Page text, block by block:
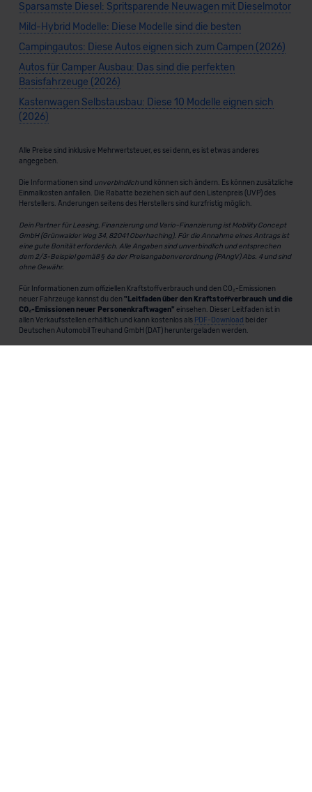
Sparsamste Diesel: Spritsparende Neuwagen mit Dieselmotor
Mild-Hybrid Modelle: Diese Modelle sind die besten
Campingautos: Diese Autos eignen sich zum Campen (2026)
Autos für Camper Ausbau: Das sind die perfekten
Basisfahrzeuge (2026)
Kastenwagen Selbstausbau: Diese 10 Modelle eignen sich
(2026)
Alle Preise sind inklusive Mehrwertsteuer, es sei denn, es ist etwas anderes
angegeben.
Die Informationen sind unverbindlichund können sich ändern. Es können zusätzliche
Einmalkosten anfallen. Die Rabatte beziehen sich auf den Listenpreis (UVP) des
Herstellers. Änderungen seitens des Herstellers sind kurzfristig möglich.
Dein Partner für Leasing, Finanzierung und Vario-Finanzierung ist Mobility Concept
GmbH (Grünwalder Weg 34, 82041 Oberhaching). Für die Annahme eines Antrags ist
eine gute Bonität erforderlich. Alle Angaben sind unverbindlich und entsprechen
dem 2/3-Beispiel gemäß § 6a der Preisangabenverordnung (PAngV) Abs. 4 und sind
ohne Gewähr.
Für Informationen zum offiziellen Kraftstoffverbrauch und den CO₂-Emissionen
neuer Fahrzeuge kannst du den "Leitfaden über den Kraftstoffverbrauch und die
CO₂-Emissionen neuer Personenkraftwagen" einsehen. Dieser Leitfaden ist in
allen Verkaufsstellen erhältlich und kann kostenlos als PDF-Download bei der
Deutschen Automobil Treuhand GmbH (DAT) heruntergeladen werden.